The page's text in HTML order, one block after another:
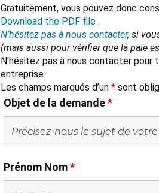
Gratuitement, vous pouvez donc
Download the PDF file .
N’hésitez pas à nous contacter, si
(mais aussi pour vérifier que la paie
N'hésitez pas à nous contacter pour
entreprise
Les champs marqués d’un * sont
Objet de la demande*
Prénom Nom*